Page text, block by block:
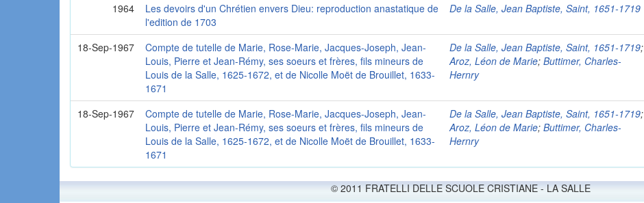
1964
Les devoirs d'un Chrétien envers Dieu: reproduction anastatique de
l'edition de 1703
De la Salle, Jean Baptiste, Saint, 1651-1719
18-Sep-1967
Compte de tutelle de Marie, Rose-Marie, Jacques-Joseph, Jean-
Louis, Pierre et Jean-Rémy, ses soeurs et frères, fils mineurs de
Louis de la Salle, 1625-1672, et de Nicolle Moët de Brouillet, 1633-
1671
De la Salle, Jean Baptiste, Saint, 1651-1719;
Aroz, Léon de Marie;Buttimer, Charles-
Hernry
18-Sep-1967
Compte de tutelle de Marie, Rose-Marie, Jacques-Joseph, Jean-
Louis, Pierre et Jean-Rémy, ses soeurs et frères, fils mineurs de
Louis de la Salle, 1625-1672, et de Nicolle Moët de Brouillet, 1633-
1671
De la Salle, Jean Baptiste, Saint, 1651-1719;
Aroz, Léon de Marie;Buttimer, Charles-
Hernry
© 2011 FRATELLI DELLE SCUOLE CRISTIANE - LA SALLE